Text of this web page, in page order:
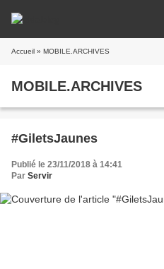
Accueil » MOBILE.ARCHIVES
MOBILE.ARCHIVES
#GiletsJaunes
Publié le 23/11/2018 à 14:41
Par Servir